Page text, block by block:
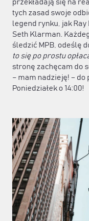
przekładają się na
tych zasad swoje
legend rynku, jak
Seth Klarman.
śledzić MPB, odeślę
to się po prostu
stronę zachęcam do
– mam nadzieję! –
Poniedziałek o 14:00!